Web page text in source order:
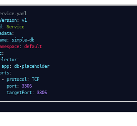
: v1
: Service
:
: simple-db
: default
:
:
: db-placeholder
:
- protocol : TCP
: 3306
: 3306